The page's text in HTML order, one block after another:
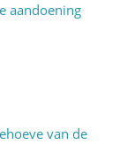
aandoening
van de